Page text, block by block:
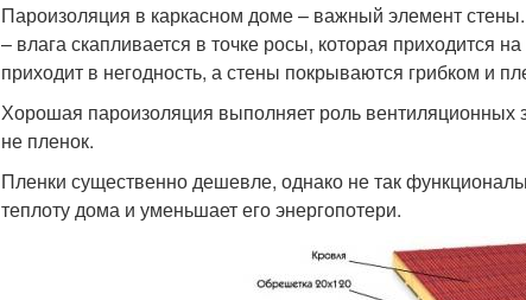
Пароизоляция в каркасном доме – важный элемент
– влага скапливается в точке росы, которая приходится
приходит в негодность, а стены покрываются грибком и
Хорошая пароизоляция выполняет роль вентиляционных
не пленок.
Пленки существенно дешевле, однако не так
теплоту дома и уменьшает его энергопотери.